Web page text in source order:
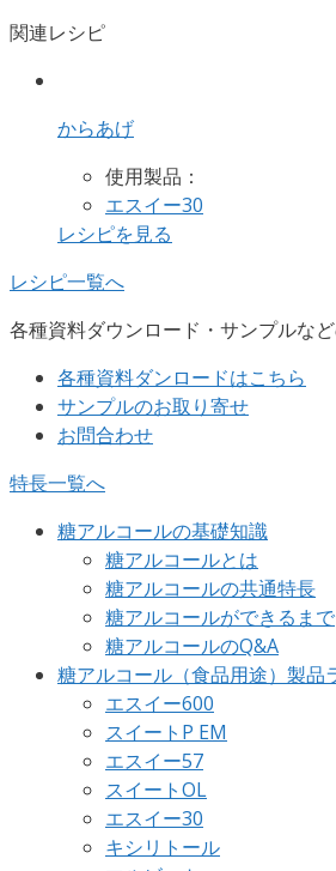
関連レシピ
からあげ
使用製品：
エスイー30
レシピを見る
レシピ一覧へ
各種資料ダウンロード・サンプルな
各種資料ダンロードはこちら
サンプルのお取り寄せ
お問合わせ
特長一覧へ
糖アルコールの基礎知識
糖アルコールとは
糖アルコールの共通特長
糖アルコールができるまで
糖アルコールのQ&A
糖アルコール（食品用途）製品
エスイー600
スイートP EM
エスイー57
スイートOL
エスイー30
キシリトール